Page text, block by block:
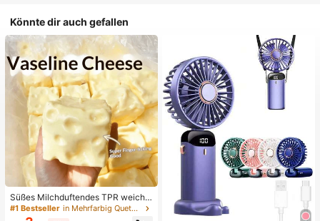
Könnte dir auch gefallen
Süßes Milchduftendes TPR weiche
s quetschbares Dumpling-förmiges
Stressabbau-Spielzeug, 5cm niedli
#1 Bestseller in Mehrfarbig Quetschspielzeug für Teenager